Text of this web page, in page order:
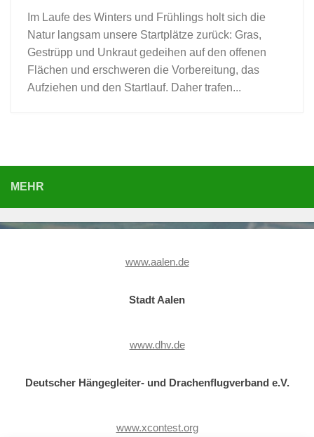
Im Laufe des Winters und Frühlings holt sich die
Natur langsam unsere Startplätze zurück: Gras,
Gestrüpp und Unkraut gedeihen auf den offenen
Flächen und erschweren die Vorbereitung, das
Aufziehen und den Startlauf. Daher trafen...
MEHR
www.aalen.de
Stadt Aalen
www.dhv.de
Deutscher Hängegleiter- und Drachenflugverband e.V.
www.xcontest.org